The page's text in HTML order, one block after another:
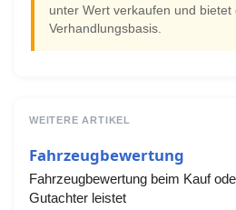
unter Wert verkaufen und bietet
Verhandlungsbasis.
WEITERE ARTIKEL
Fahrzeugbewertung
Fahrzeugbewertung beim Kauf
Gutachter leistet